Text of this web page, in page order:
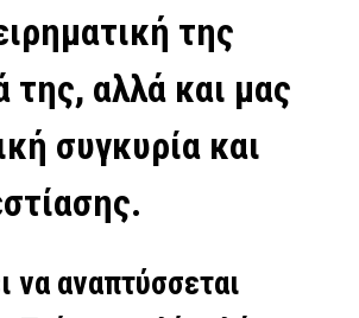
της
της, αλλά και μας
συγκυρία και
να αναπτύσσεται